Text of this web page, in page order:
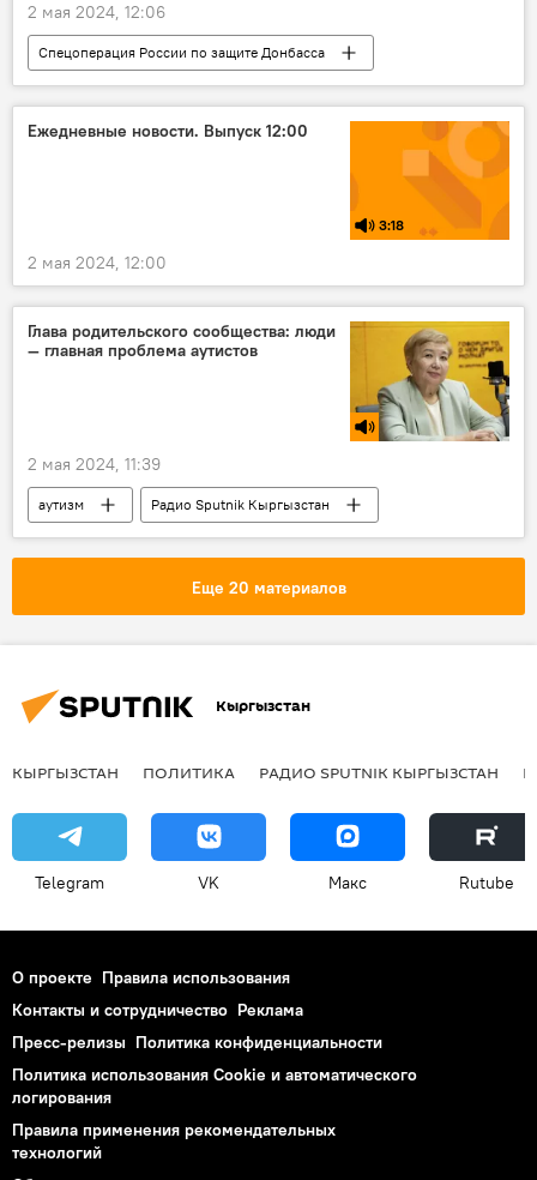
2 мая 2024, 12:06
Спецоперация России по защите Донбасса
Валентина Матвиенко
Украина
трибунал
Россия
Политика
Ежедневные новости. Выпуск 12:00
3:18
2 мая 2024, 12:00
Глава родительского сообщества: люди
— главная проблема аутистов
2 мая 2024, 11:39
аутизм
Радио Sputnik Кыргызстан
проблемы
расстройство
Еще 20 материалов
Кыргызстан
КЫРГЫЗСТАН ПОЛИТИКА РАДИО SPUTNIK КЫРГЫЗСТАН
Telegram VK Макс Rutube
О проекте Правила использования
Контакты и сотрудничество Реклама
Пресс-релизы Политика конфиденциальности
Политика использования Cookie и автоматического
логирования
Правила применения рекомендательных
технологий